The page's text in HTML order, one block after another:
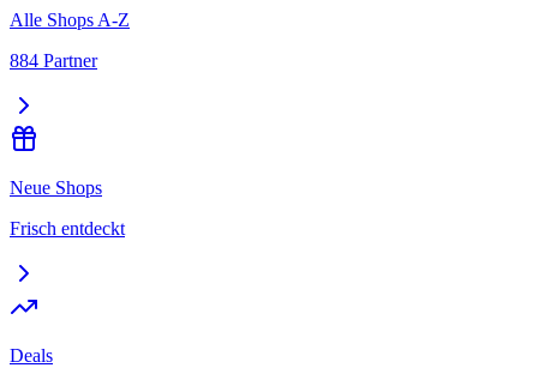
Alle Shops A-Z
884 Partner
Neue Shops
Frisch entdeckt
Deals